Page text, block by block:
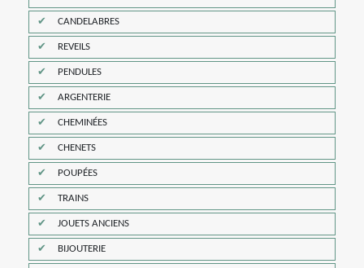
CANDELABRES
REVEILS
PENDULES
ARGENTERIE
CHEMINÉES
CHENETS
POUPÉES
TRAINS
JOUETS ANCIENS
BIJOUTERIE